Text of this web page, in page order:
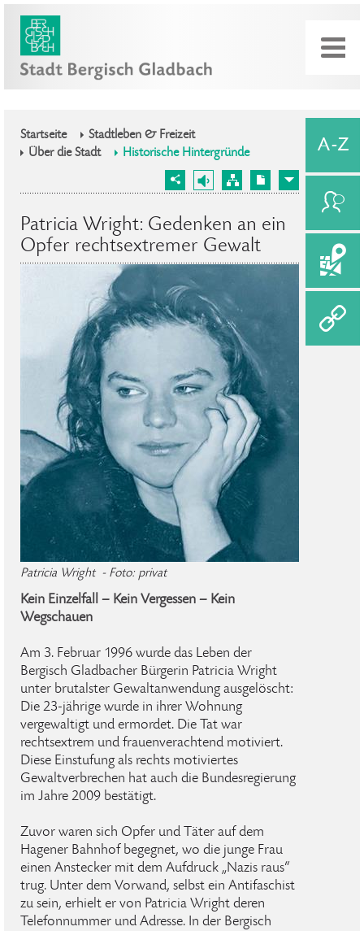
Startseite
Stadtleben & Freizeit
Über die Stadt
Historische Hintergründe
Patricia Wright: Gedenken an ein
Opfer rechtsextremer Gewalt
Patricia Wright - Foto: privat
Kein Einzelfall – Kein Vergessen – Kein
Wegschauen
Am 3. Februar 1996 wurde das Leben der
Bergisch Gladbacher Bürgerin Patricia Wright
unter brutalster Gewaltanwendung ausgelöscht:
Die 23-jährige wurde in ihrer Wohnung
vergewaltigt und ermordet. Die Tat war
rechtsextrem und frauenverachtend motiviert.
Diese Einstufung als rechts motiviertes
Gewaltverbrechen hat auch die Bundesregierung
im Jahre 2009 bestätigt.
Zuvor waren sich Opfer und Täter auf dem
Hagener Bahnhof begegnet, wo die junge Frau
einen Anstecker mit dem Aufdruck „Nazis raus“
trug. Unter dem Vorwand, selbst ein Antifaschist
zu sein, erhielt er von Patricia Wright deren
Telefonnummer und Adresse. In der Bergisch